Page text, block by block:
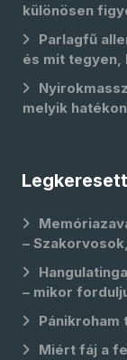
különösen
Parlagfű
és mit tegyen,
melyik
–
– mikor
Pánikroham
Miért fáj a